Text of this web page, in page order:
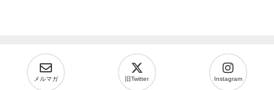
メルマガ 旧Twitter Instagram